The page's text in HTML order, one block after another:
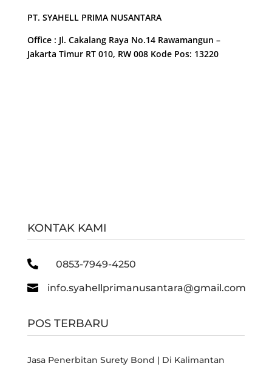
PT. SYAHELL PRIMA NUSANTARA
Office : Jl. Cakalang Raya No.14 Rawamangun –
Jakarta Timur RT 010, RW 008 Kode Pos: 13220
KONTAK KAMI
 0853-7949-4250
 info.syahellprimanusantara@gmail.com
POS TERBARU
Jasa Penerbitan Surety Bond | Di Kalimantan